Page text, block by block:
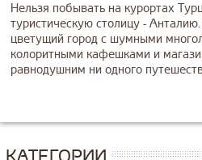
Нельзя побывать на курортах
туристическую столицу -
цветущий город с шумными
колоритными кафешками и
равнодушним ни одного